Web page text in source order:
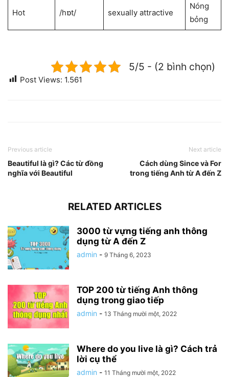
Hot /hɒt/ sexually attractive
Nóng
bỏng
5/5 - (2 bình chọn)
Post Views: 1.561
Previous article
Beautiful là gì? Các từ đồng
nghĩa với Beautiful
Next article
Cách dùng Since và For
trong tiếng Anh từ A đến Z
RELATED ARTICLES
3000 từ vựng tiếng anh thông
dụng từ A đến Z
admin - 9 Tháng 6, 2023
TOP 200 từ tiếng Anh thông
dụng trong giao tiếp
admin - 13 Tháng mười một, 2022
Where do you live là gì? Cách trả
lời cụ thể
admin - 11 Tháng mười một, 2022